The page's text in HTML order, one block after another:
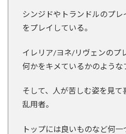
シンジドやトランドルのプ
をプレイしている。
イレリア/ヨネ/リヴェンのプ
何かをキメているかのような
そして、人が苦しむ姿を見
乱用者。
トップには良いものなど何